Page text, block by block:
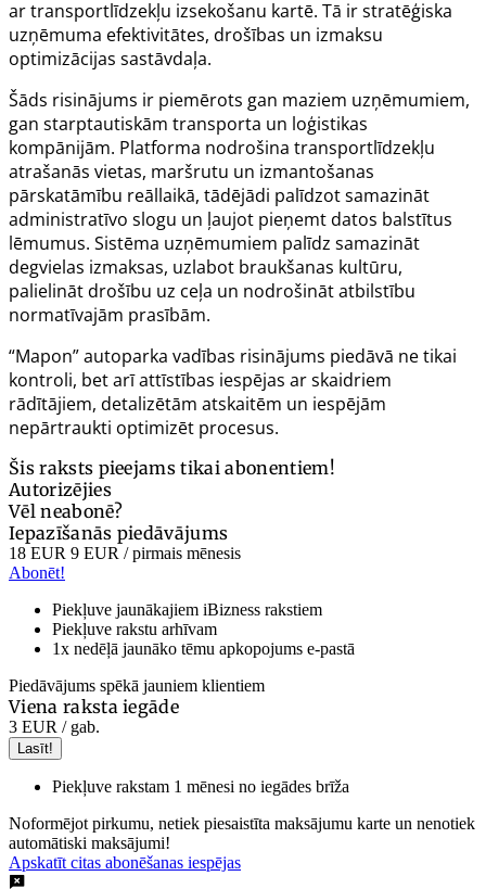
ar transportlīdzekļu izsekošanu kartē. Tā ir stratēģiska
uzņēmuma efektivitātes, drošības un izmaksu
optimizācijas sastāvdaļa.
Šāds risinājums ir piemērots gan maziem uzņēmumiem,
gan starptautiskām transporta un loģistikas
kompānijām. Platforma nodrošina transportlīdzekļu
atrašanās vietas, maršrutu un izmantošanas
pārskatāmību reāllaikā, tādējādi palīdzot samazināt
administratīvo slogu un ļaujot pieņemt datos balstītus
lēmumus. Sistēma uzņēmumiem palīdz samazināt
degvielas izmaksas, uzlabot braukšanas kultūru,
palielināt drošību uz ceļa un nodrošināt atbilstību
normatīvajām prasībām.
“Mapon” autoparka vadības risinājums piedāvā ne tikai
kontroli, bet arī attīstības iespējas ar skaidriem
rādītājiem, detalizētām atskaitēm un iespējām
nepārtraukti optimizēt procesus.
Šis raksts pieejams tikai abonentiem!
Autorizējies
Vēl neabonē?
Iepazīšanās piedāvājums
18 EUR 9 EUR / pirmais mēnesis
Abonēt!
Piekļuve jaunākajiem iBizness rakstiem
Piekļuve rakstu arhīvam
1x nedēļā jaunāko tēmu apkopojums e-pastā
Piedāvājums spēkā jauniem klientiem
Viena raksta iegāde
3 EUR / gab.
Lasīt!
Piekļuve rakstam 1 mēnesi no iegādes brīža
Noformējot pirkumu, netiek piesaistīta maksājumu karte un nenotiek
automātiski maksājumi!
Apskatīt citas abonēšanas iespējas